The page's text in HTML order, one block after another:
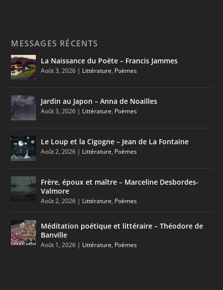
MESSAGES RÉCENTS
La Naissance du Poète – Francis Jammes
Août 3, 2026 | Littérature, Poèmes
Jardin au Japon – Anna de Noailles
Août 3, 2026 | Littérature, Poèmes
Le Loup et la Cigogne – Jean de La Fontaine
Août 2, 2026 | Littérature, Poèmes
Frère, époux et maître – Marceline Desbordes-
Valmore
Août 2, 2026 | Littérature, Poèmes
Méditation poétique et littéraire – Théodore de
Banville
Août 1, 2026 | Littérature, Poèmes